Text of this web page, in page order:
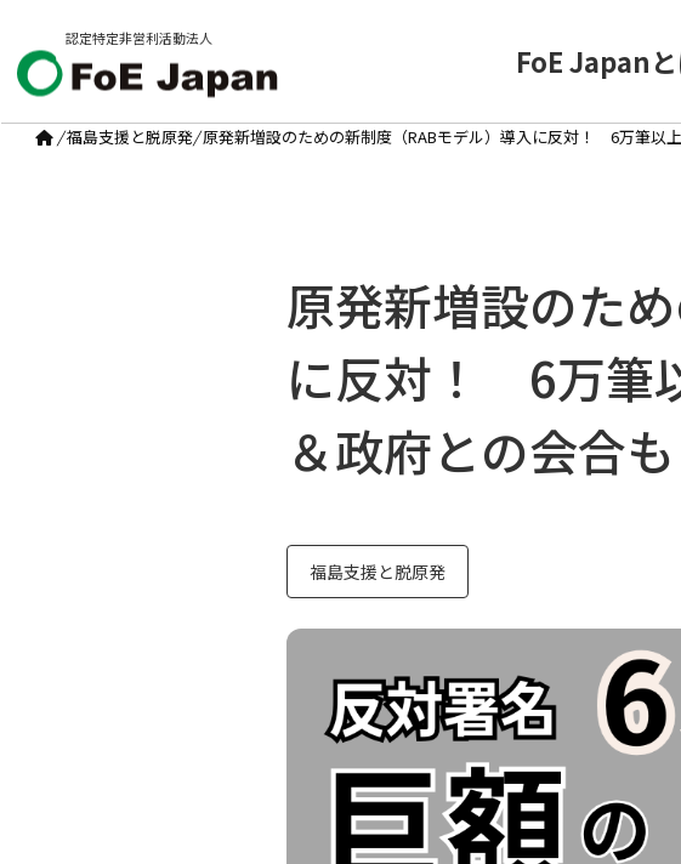
認定特定非営利活動法人
FoE Japan
/福島支援と脱原発/原発新増設のための新制度（RABモデル）導入に反対！ 6万筆以
原発新増設のた
に反対！ 6万筆
＆政府との会合も
福島支援と脱原発